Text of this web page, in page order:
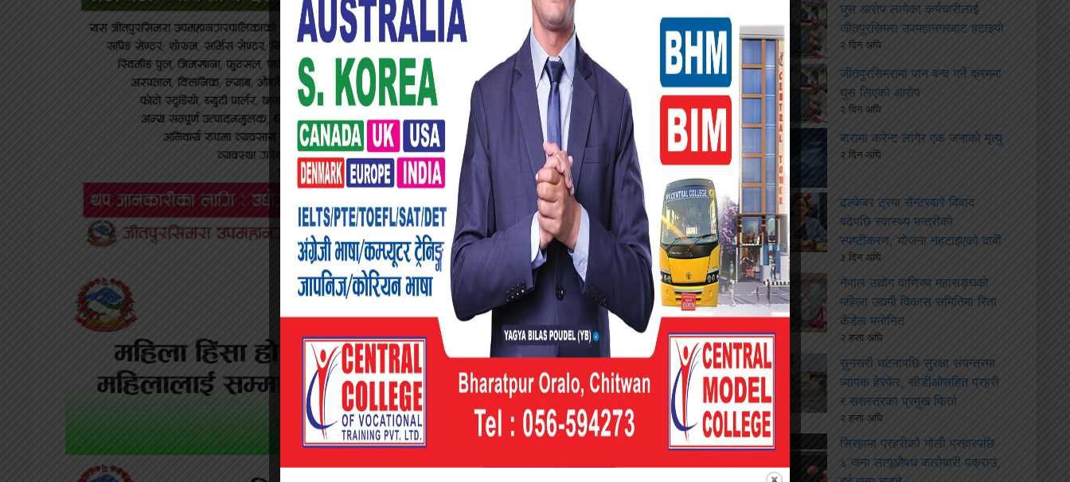
घुस आरोप लागेका कर्मचारीलाई
जीतपुरसिमरा उपमहानगरबाट हटाइयो
२ दिन अघि
जीतपुरसिमरामा पान बन्द गर्ने क्रममा
घुस लिएको आरोप
२ दिन अघि
बारामा करेन्ट लागेर एक जनाको मृत्यु
२ दिन अघि
ढल्केबर ट्रमा सेन्टरबारे विवाद
बढेपछि स्वास्थ्य मन्त्रीको
स्पष्टीकरण, योजना नहटाइएको दाबी
३ दिन अघि
नेपाल उद्योग वाणिज्य महासङ्घको
महिला उद्यमी विकास समितिमा रिता
कँडेल मनोनित
२ हप्ता अघि
सुनसरी घटनापछि सुरक्षा संयन्त्रमा
व्यापक हेरफेर, सीडीओसहित प्रहरी
र सशस्त्रका प्रमुख फिर्ता
२ हप्ता अघि
सिरहामा प्रहरीको गोली प्रहारपछि
६ जना लागूऔषध कारोबारी पक्राउ,